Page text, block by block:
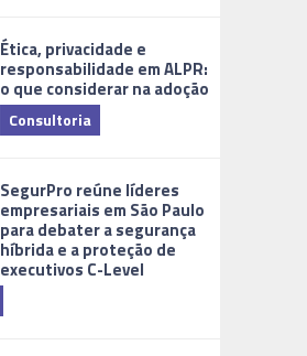
Ética, privacidade e
responsabilidade em ALPR:
o que considerar na adoção
Consultoria
SegurPro reúne líderes
empresariais em São Paulo
para debater a segurança
híbrida e a proteção de
executivos C-Level